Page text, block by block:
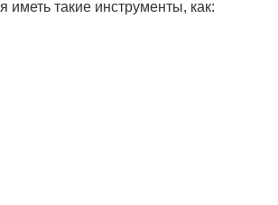
иметь такие инструменты, как: